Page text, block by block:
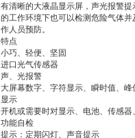
有清晰的大液晶显示屏，声光报警提
的工作环境下也可以检测危险气体并
作人员预防。
特点
小巧、轻便、坚固
进口光气传感器
声、光报警
大屏幕数字、字符显示、瞬时值、
显示
开机或需要时对显示、电池、传感器
功能自检
提示：定期闪灯、声音提示